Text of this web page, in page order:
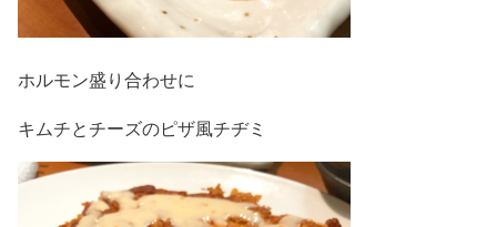
ホルモン盛り合わせに
キムチとチーズのピザ風チヂミ